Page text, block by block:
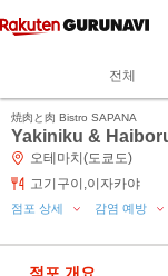
전체
焼肉と肉 Bistro SAPANA
Yakiniku &
오테마치(도쿄도)
고기구이,이자카야
점포 상세 감염 예방